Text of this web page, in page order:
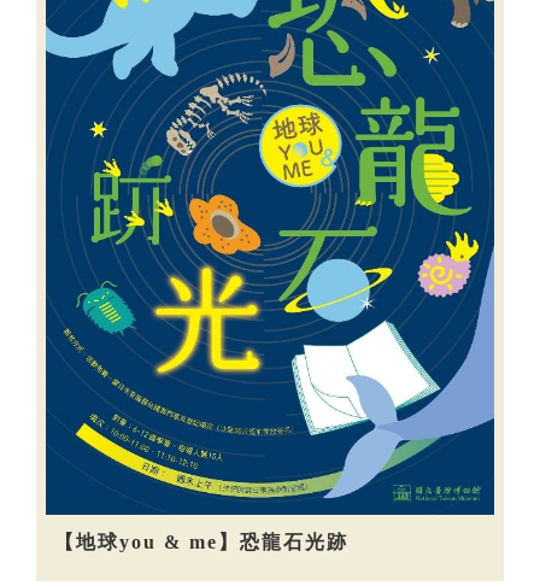
【地球you & me】恐龍石光跡